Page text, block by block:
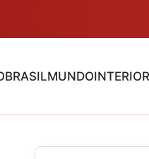
BRASILMUNDOINTERIOR